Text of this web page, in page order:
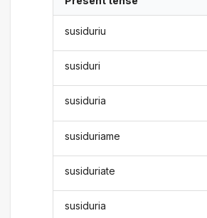
susiduriu
susiduri
susiduria
susiduriame
susiduriate
susiduria